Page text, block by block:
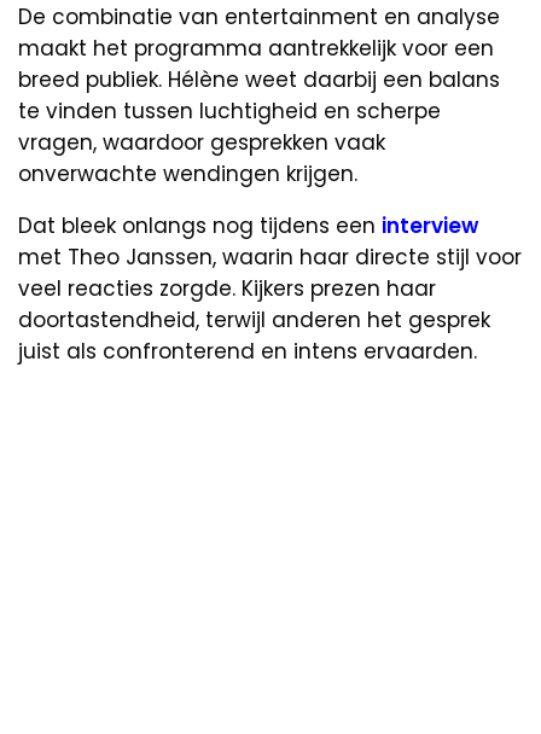
De combinatie van entertainment en analyse
maakt het programma aantrekkelijk voor een
breed publiek. Hélène weet daarbij een balans
te vinden tussen luchtigheid en scherpe
vragen, waardoor gesprekken vaak
onverwachte wendingen krijgen.
Dat bleek onlangs nog tijdens een interview
met Theo Janssen, waarin haar directe stijl voor
veel reacties zorgde. Kijkers prezen haar
doortastendheid, terwijl anderen het gesprek
juist als confronterend en intens ervaarden.